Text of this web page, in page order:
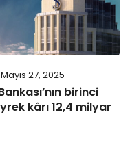
Mayıs 27, 2025
birinci
kârı 12,4 milyar